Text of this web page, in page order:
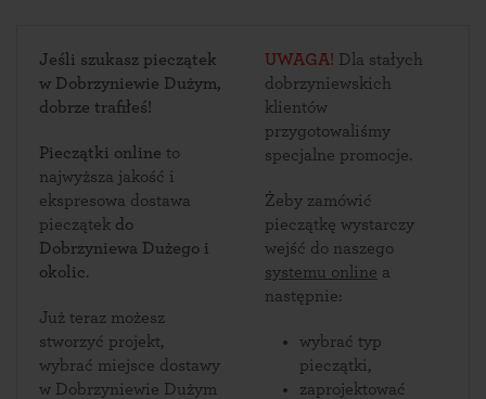
Jeśli szukasz pieczątek
w Dobrzyniewie Dużym,
dobrze trafiłeś!
Pieczątki online to
najwyższa jakość i
ekspresowa dostawa
pieczątek do
Dobrzyniewa Dużego i
okolic.
Już teraz możesz
stworzyć projekt,
wybrać miejsce dostawy
w Dobrzyniewie Dużym
UWAGA! Dla stałych
dobrzyniewskich
klientów
przygotowaliśmy
specjalne promocje.
Żeby zamówić
pieczątkę wystarczy
wejść do naszego
systemu online a
następnie:
wybrać typ
pieczątki,
zaprojektować